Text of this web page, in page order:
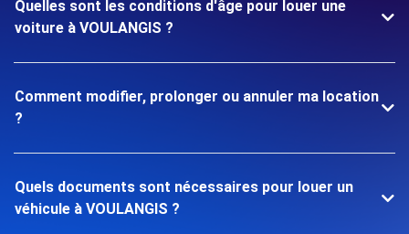
Quelles sont les conditions d'âge pour louer une
voiture à VOULANGIS ?
Comment modifier, prolonger ou annuler ma location
?
Quels documents sont nécessaires pour louer un
véhicule à VOULANGIS ?